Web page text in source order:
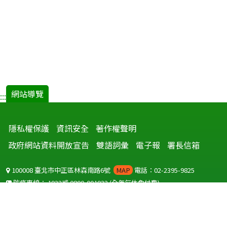
::: 網站導覽
隱私權保護 資訊安全 著作權聲明
政府網站資料開放宣告
雙語詞彙 電子報 署長信箱
100008 臺北市中正區林森南路6號 MAP 電話：02-2395-9825
防疫專線：1922或0800-001922(全年無休免付費)